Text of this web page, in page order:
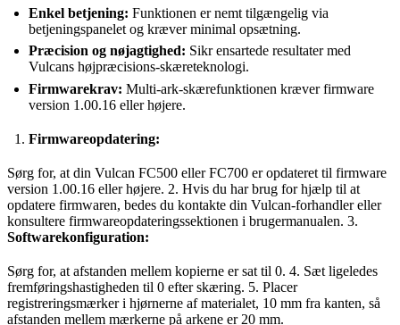
Enkel betjening: Funktionen er nemt tilgængelig via
betjeningspanelet og kræver minimal opsætning.
Præcision og nøjagtighed: Sikr ensartede resultater med
Vulcans højpræcisions-skæreteknologi.
Firmwarekrav: Multi-ark-skærefunktionen kræver firmware
version 1.00.16 eller højere.
Firmwareopdatering:
Sørg for, at din Vulcan FC500 eller FC700 er opdateret til firmware
version 1.00.16 eller højere. 2. Hvis du har brug for hjælp til at
opdatere firmwaren, bedes du kontakte din Vulcan-forhandler eller
konsultere firmwareopdateringssektionen i brugermanualen. 3.
Softwarekonfiguration:
Sørg for, at afstanden mellem kopierne er sat til 0. 4. Sæt ligeledes
fremføringshastigheden til 0 efter skæring. 5. Placer
registreringsmærker i hjørnerne af materialet, 10 mm fra kanten, så
afstanden mellem mærkerne på arkene er 20 mm.